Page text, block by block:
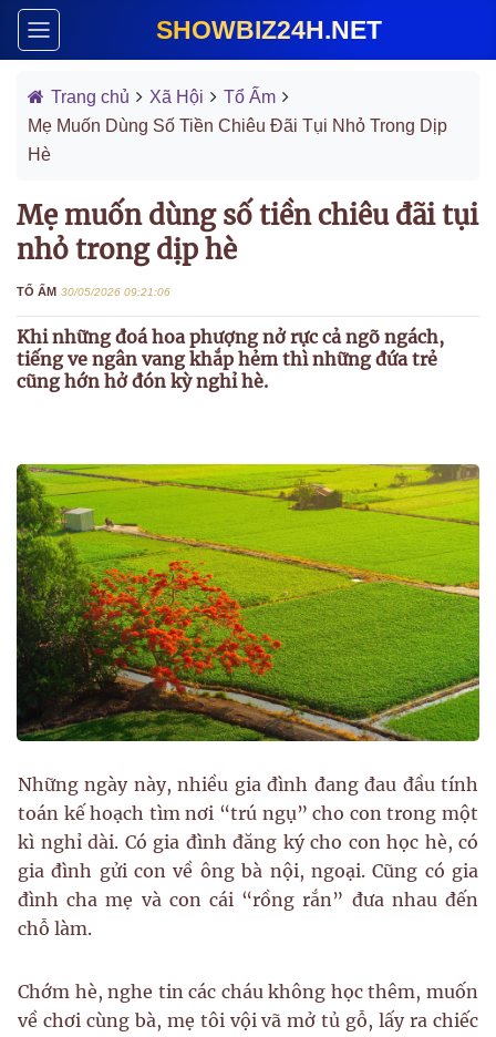
SHOWBIZ24H.NET
Trang chủ Xã Hội
Tổ Ấm
Mẹ Muốn Dùng Số Tiền Chiêu Đãi Tụi Nhỏ Trong Dịp
Hè
Mẹ muốn dùng số tiền chiêu đãi tụi
nhỏ trong dịp hè
TỔ ẤM 30/05/2026 09:21:06
Khi những đoá hoa phượng nở rực cả ngõ ngách,
tiếng ve ngân vang khắp hẻm thì những đứa trẻ
cũng hớn hở đón kỳ nghỉ hè.
Những ngày này, nhiều gia đình đang đau đầu tính
toán kế hoạch tìm nơi “trú ngụ” cho con trong một
kì nghỉ dài. Có gia đình đăng ký cho con học hè, có
gia đình gửi con về ông bà nội, ngoại. Cũng có gia
đình cha mẹ và con cái “rồng rắn” đưa nhau đến
chỗ làm.
Chớm hè, nghe tin các cháu không học thêm, muốn
về chơi cùng bà, mẹ tôi vội vã mở tủ gỗ, lấy ra chiếc